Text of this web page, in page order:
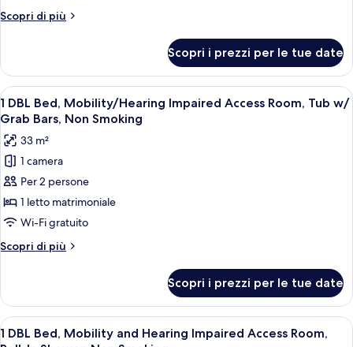
non
città
(High
Floor)
Scopri di più
Altri
Executive,
letti
queen,
fumatori,
vista
città
(High
Floor)
Scopri i prezzi per le tue date
Apri
tutte
le
foto
per
1
DBL
Bed,
Mobility/Hearing
Impaired
Room,
Tub
w/
Camera d'albergo con un letto
5
1 DBL Bed, Mobility/Hearing Impaired Access Room, Tub w/
Grab Bars, Non Smoking
33 m²
1 camera
Per 2 persone
1 letto matrimoniale
Wi-Fi gratuito
Scopri di più
Altri
DBL
Bed,
Mobility/Hearing
Scopri i prezzi per le tue date
Apri
tutte
Camera d'albergo con un letto
5
1 DBL Bed, Mobility and Hearing Impaired Access Room,